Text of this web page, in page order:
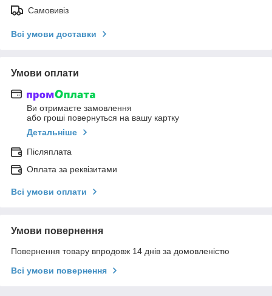
Самовивіз
Всі умови доставки
Умови оплати
Ви отримаєте замовлення
або гроші повернуться на вашу картку
Детальніше
Післяплата
Оплата за реквізитами
Всі умови оплати
Умови повернення
Повернення товару впродовж 14 днів за домовленістю
Всі умови повернення